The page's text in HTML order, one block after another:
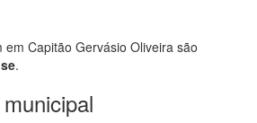
Capitão Gervásio Oliveira são
.